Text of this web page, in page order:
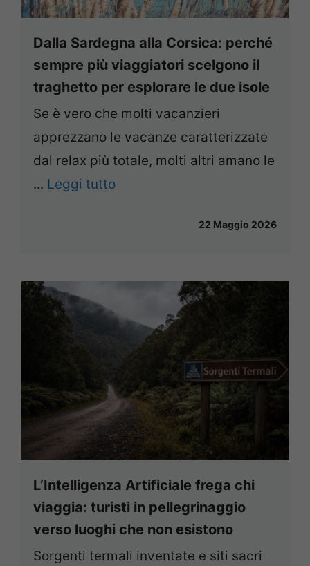
Dalla Sardegna alla Corsica: perché
sempre più viaggiatori scelgono il
traghetto per esplorare le due isole
Se è vero che molti vacanzieri
apprezzano le vacanze caratterizzate
dal relax più totale, molti altri amano le
... Leggi tutto
22 Maggio 2026
L’Intelligenza Artificiale frega chi
viaggia: turisti in pellegrinaggio
verso luoghi che non esistono
Sorgenti termali inventate e siti sacri